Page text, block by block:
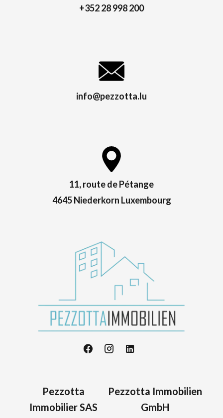
+352 28 998 200
info@pezzotta.lu
11, route de Pétange
4645 Niederkorn Luxembourg
Pezzotta
Immobilier SAS
Pezzotta Immobilien
GmbH